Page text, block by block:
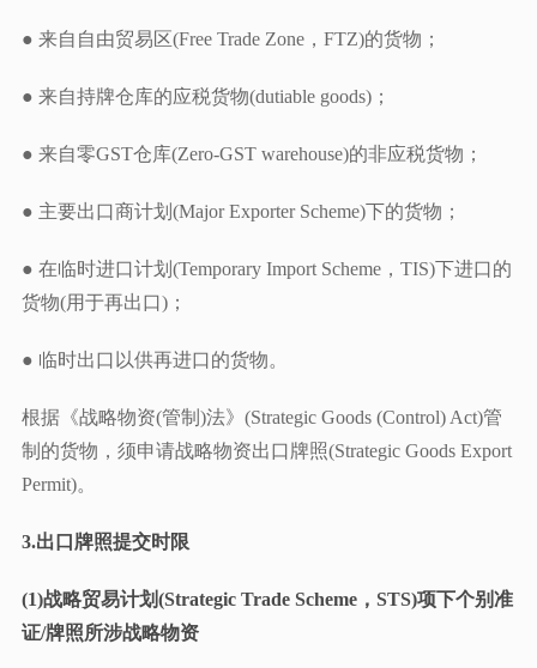
● 来自自由贸易区(Free Trade Zone，FTZ)的货物；
● 来自持牌仓库的应税货物(dutiable goods)；
● 来自零GST仓库(Zero-GST warehouse)的非应税货物；
● 主要出口商计划(Major Exporter Scheme)下的货物；
● 在临时进口计划(Temporary Import Scheme，TIS)下进口的
货物(用于再出口)；
● 临时出口以供再进口的货物。
根据《战略物资(管制)法》(Strategic Goods (Control) Act)管
制的货物，须申请战略物资出口牌照(Strategic Goods Export
Permit)。
3.出口牌照提交时限
(1)战略贸易计划(Strategic Trade Scheme，STS)项下个别准
证/牌照所涉战略物资